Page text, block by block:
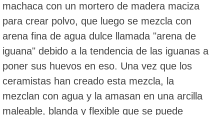
machaca con un mortero de madera maciza
para crear polvo, que luego se mezcla con
arena fina de agua dulce llamada "arena de
iguana" debido a la tendencia de las iguanas a
poner sus huevos en eso. Una vez que los
ceramistas han creado esta mezcla, la
mezclan con agua y la amasan en una arcilla
maleable, blanda y flexible que se puede